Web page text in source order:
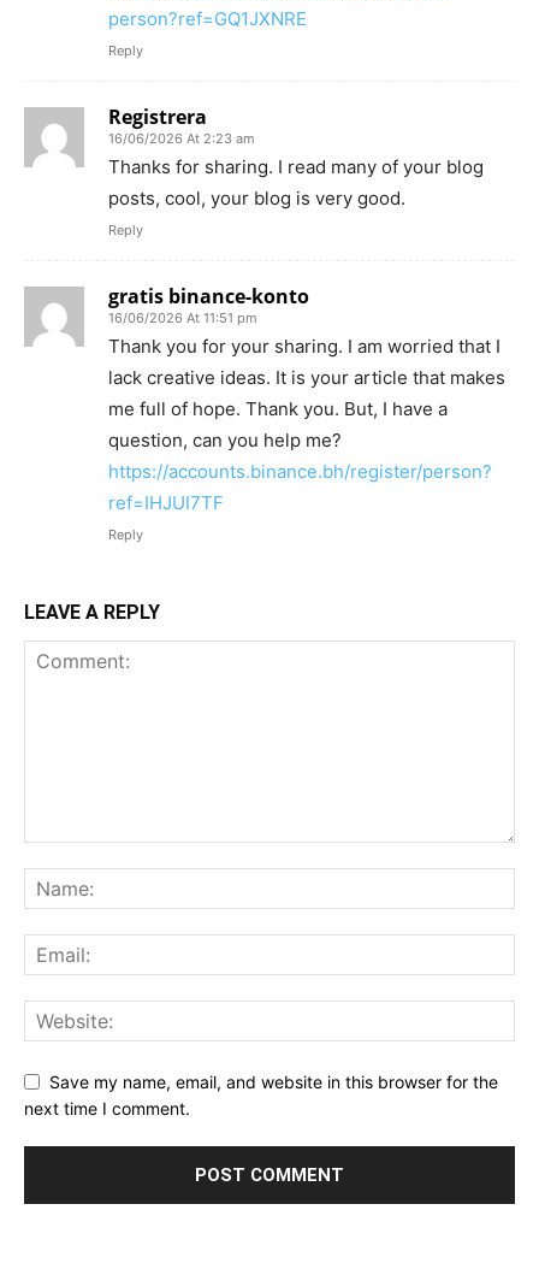
person?ref=GQ1JXNRE
Reply
Registrera
16/06/2026 At 2:23 am
Thanks for sharing. I read many of your blog
posts, cool, your blog is very good.
Reply
gratis binance-konto
16/06/2026 At 11:51 pm
Thank you for your sharing. I am worried that I
lack creative ideas. It is your article that makes
me full of hope. Thank you. But, I have a
question, can you help me?
https://accounts.binance.bh/register/person?
ref=IHJUI7TF
Reply
LEAVE A REPLY
Save my name, email, and website in this browser for the
next time I comment.